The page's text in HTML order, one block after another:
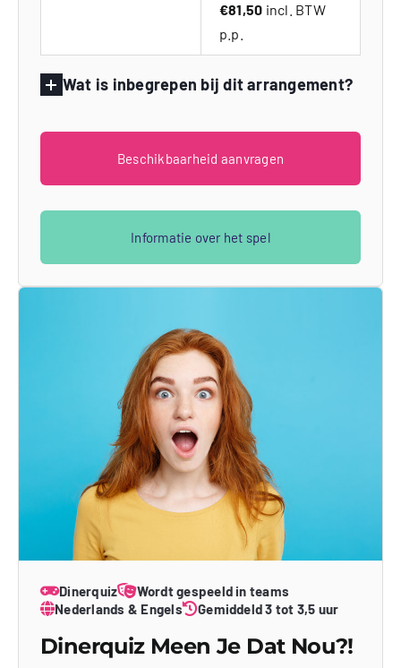
€81,50 incl. BTW
p.p.
Wat is inbegrepen bij dit arrangement?
Beschikbaarheid aanvragen
Informatie over het spel
Dinerquiz
Wordt gespeeld in teams
Nederlands & Engels
Gemiddeld 3 tot 3,5 uur
Dinerquiz Meen Je Dat Nou?!